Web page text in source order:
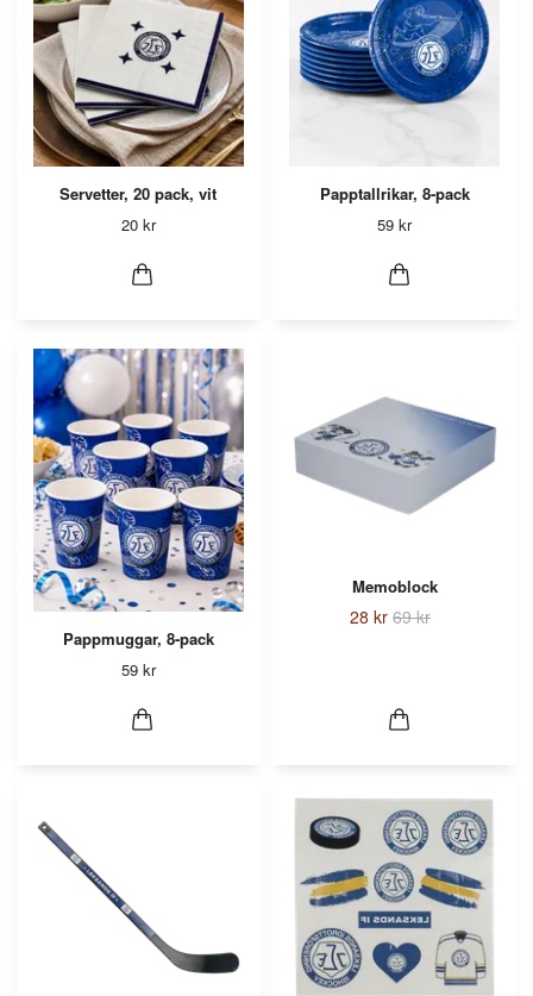
Servetter, 20 pack, vit
20 kr
Papptallrikar, 8-pack
59 kr
Pappmuggar, 8-pack
59 kr
Memoblock
28 kr 69 kr